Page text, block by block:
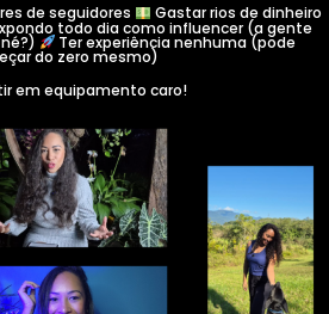
de seguidores
Gastar rios de dinheiro
todo dia como influencer (a gente
Ter experiência nenhuma (pode
do zero mesmo)
em equipamento caro!